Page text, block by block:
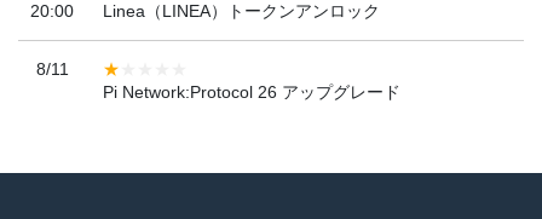
20:00
Linea（LINEA）トークンアンロック
8/11
Pi Network:Protocol 26 アップグレード